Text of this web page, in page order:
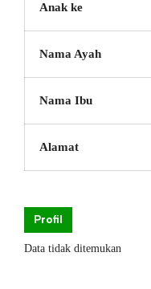
Anak ke
Nama Ayah
Nama Ibu
Alamat
Profil
Data tidak ditemukan